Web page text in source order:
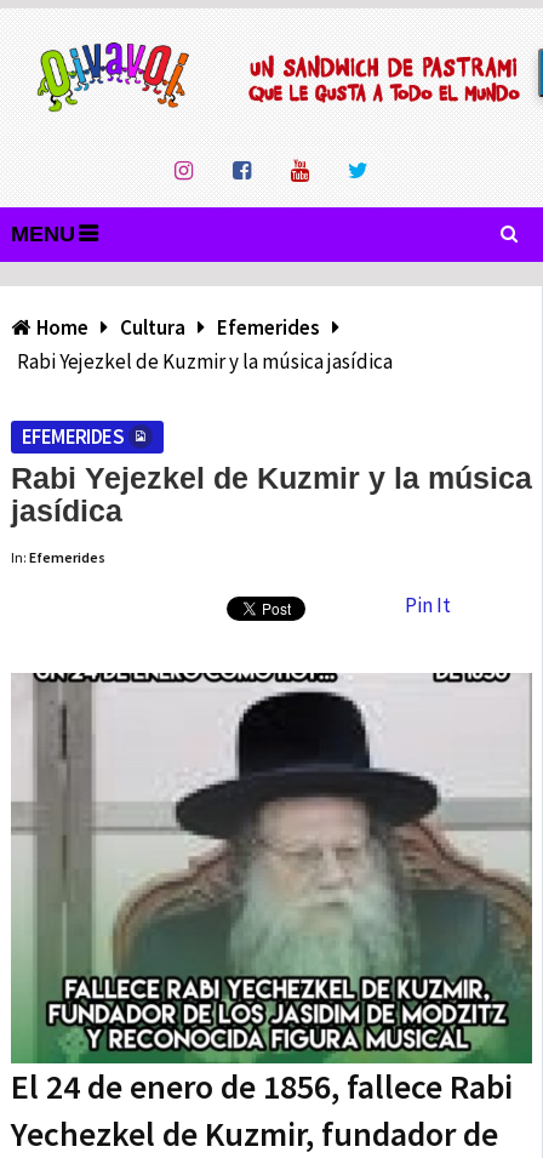
MENU
Home Cultura
Efemerides
Rabi Yejezkel de Kuzmir y la música jasídica
EFEMERIDES
Rabi Yejezkel de Kuzmir y la música
jasídica
In: Efemerides
Pin It
El 24 de enero de 1856, fallece Rabi
Yechezkel de Kuzmir, fundador de